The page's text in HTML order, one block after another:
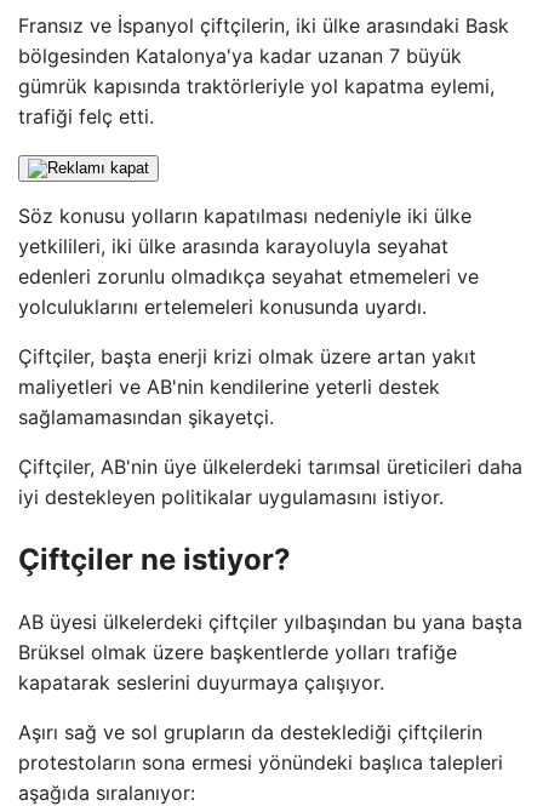
Fransız ve İspanyol çiftçilerin, iki ülke arasındaki Bask
bölgesinden Katalonya'ya kadar uzanan 7 büyük
gümrük kapısında traktörleriyle yol kapatma eylemi,
trafiği felç etti.
Söz konusu yolların kapatılması nedeniyle iki ülke
yetkilileri, iki ülke arasında karayoluyla seyahat
edenleri zorunlu olmadıkça seyahat etmemeleri ve
yolculuklarını ertelemeleri konusunda uyardı.
Çiftçiler, başta enerji krizi olmak üzere artan yakıt
maliyetleri ve AB'nin kendilerine yeterli destek
sağlamamasından şikayetçi.
Çiftçiler, AB'nin üye ülkelerdeki tarımsal üreticileri daha
iyi destekleyen politikalar uygulamasını istiyor.
Çiftçiler ne istiyor?
AB üyesi ülkelerdeki çiftçiler yılbaşından bu yana başta
Brüksel olmak üzere başkentlerde yolları trafiğe
kapatarak seslerini duyurmaya çalışıyor.
Aşırı sağ ve sol grupların da desteklediği çiftçilerin
protestoların sona ermesi yönündeki başlıca talepleri
aşağıda sıralanıyor: